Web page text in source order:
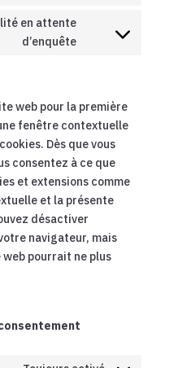
service
en attente
d’enquête
Consent
web pour la première
fenêtre contextuelle
Dès que vous
consentez à ce que
et extensions comme
et la présente
désactiver
navigateur, mais
pourrait ne plus